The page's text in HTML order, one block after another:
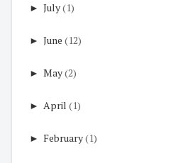
► July(1)
► June (12)
► May(2)
► April (1)
► February(1)